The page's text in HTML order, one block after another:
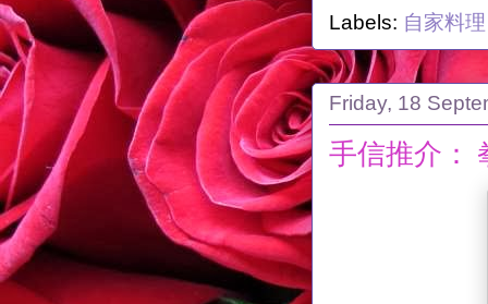
Labels: 自家料
Friday, 18
手信推介：